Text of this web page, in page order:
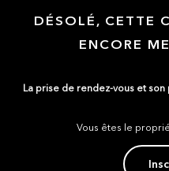
DÉSOLÉ, CETTE
ENCORE
La prise de rendez-vous et
Vous êtes le